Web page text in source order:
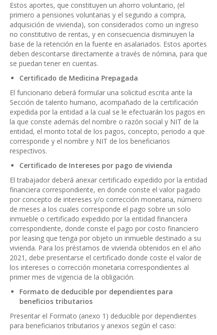
Estos aportes, que constituyen un ahorro voluntario, (el
primero a pensiones voluntarias y el segundo a compra,
adquisición de vivienda), son considerados como un ingreso
no constitutivo de rentas, y en consecuencia disminuyen la
base de la retención en la fuente en asalariados. Estos aportes
deben descontarse directamente a través de nómina, para que
se puedan tener en cuentas.
Certificado de Medicina Prepagada
El funcionario deberá formular una solicitud escrita ante la
Sección de talento humano, acompañado de la certificación
expedida por la entidad a la cual se le efectuarán los pagos en
la que conste además del nombre o razón social y NIT de la
entidad, el monto total de los pagos, concepto, periodo a que
corresponde y el nombre y NIT de los beneficiarios
respectivos.
Certificado de Intereses por pago de vivienda
El trabajador deberá anexar certificado expedido por la entidad
financiera correspondiente, en donde conste el valor pagado
por concepto de intereses y/o corrección monetaria, número
de meses a los cuales corresponde el pago sobre un solo
inmueble o certificado expedido por la entidad financiera
correspondiente, donde conste el pago por costo financiero
por leasing que tenga por objeto un inmueble destinado a su
vivienda. Para los préstamos de vivienda obtenidos en el año
2021, debe presentarse el certificado donde coste el valor de
los intereses o corrección monetaria correspondientes al
primer mes de vigencia de la obligación.
Formato de deducible por dependientes para
beneficios tributarios
Presentar el Formato (anexo 1) deducible por dependientes
para beneficiarios tributarios y anexos según el caso: